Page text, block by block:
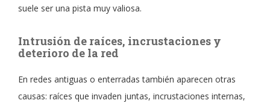
suele ser una pista muy valiosa.
Intrusión de raíces, incrustaciones y
deterioro de la red
En redes antiguas o enterradas también aparecen otras
causas: raíces que invaden juntas, incrustaciones internas,